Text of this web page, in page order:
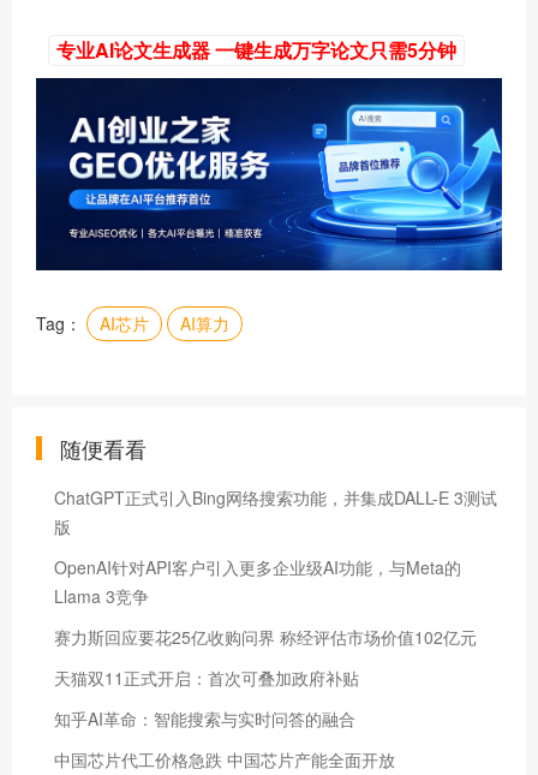
专业AI论文生成器 一键生成万字论文只需5分钟
Tag： AI芯片 AI算力
随便看看
ChatGPT正式引入Bing网络搜索功能，并集成DALL-E 3测试
版
OpenAI针对API客户引入更多企业级AI功能，与Meta的
Llama 3竞争
赛力斯回应要花25亿收购问界 称经评估市场价值102亿元
天猫双11正式开启：首次可叠加政府补贴
知乎AI革命：智能搜索与实时问答的融合
中国芯片代工价格急跌 中国芯片产能全面开放